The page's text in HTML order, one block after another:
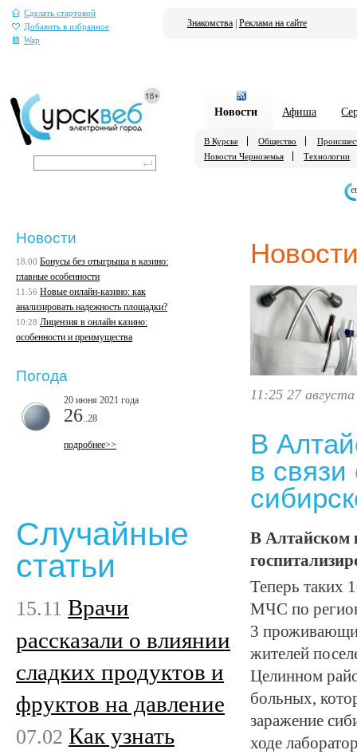
Сделать стартовой
Добавить в избранное
Wap
Знакомства Реклама на сайте
Новости Афиша
В Курске Общество
Новости Черноземья
Технологии
11:25 27
В
в
В Алтайском
Теперь таких
МЧС по
3
жителей
Целинном
больных,
заражение
ходе
Новости
18:00 Бонусы без отыгрыша в казино:
главные особенности
11:56 Новые онлайн-казино: как
анализировать надежность площадки?
10:28 Лицензия в онлайн казино:
особенности и преимущества
Погода
20 июня 2021 года
26 ..28
подробнее>>
Случайные
статьи
15.11 Врачи
рассказали о влиянии
сладких продуктов и
фруктов на давление
07.02 Как узнать